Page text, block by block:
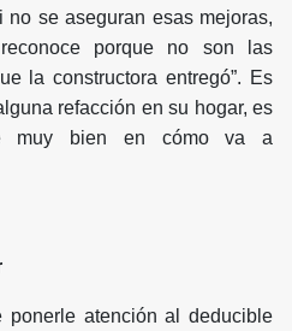
se aseguran esas mejoras,
porque no son las
la constructora entregó”. Es
refacción en su hogar, es
muy bien en cómo va a
ponerle atención al deducible